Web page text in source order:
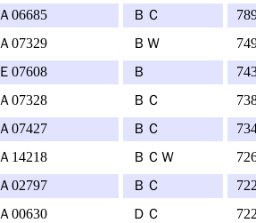
06685 ＢＣ
07329 ＢＷ
07608 Ｂ
07328 ＢＣ
07427 ＢＣ
14218 ＢＣＷ
02797 ＢＣ
00630 ＤＣ